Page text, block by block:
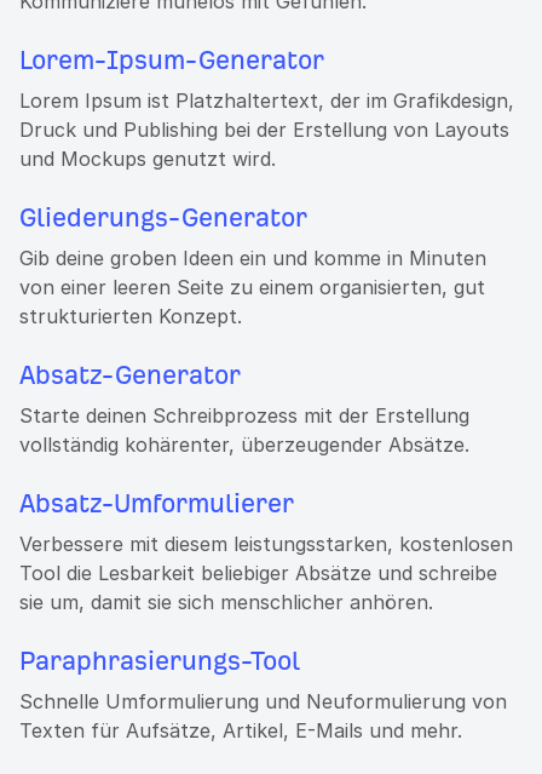
Lorem-Ipsum-Generator
Lorem Ipsum ist Platzhaltertext, der im Grafikdesign,
Druck und Publishing bei der Erstellung von Layouts
und Mockups genutzt wird.
Gliederungs-Generator
Gib deine groben Ideen ein und komme in Minuten
von einer leeren Seite zu einem organisierten, gut
strukturierten Konzept.
Absatz-Generator
Starte deinen Schreibprozess mit der Erstellung
vollständig kohärenter, überzeugender Absätze.
Absatz-Umformulierer
Verbessere mit diesem leistungsstarken, kostenlosen
Tool die Lesbarkeit beliebiger Absätze und schreibe
sie um, damit sie sich menschlicher anhören.
Paraphrasierungs-Tool
Schnelle Umformulierung und Neuformulierung von
Texten für Aufsätze, Artikel, E-Mails und mehr.